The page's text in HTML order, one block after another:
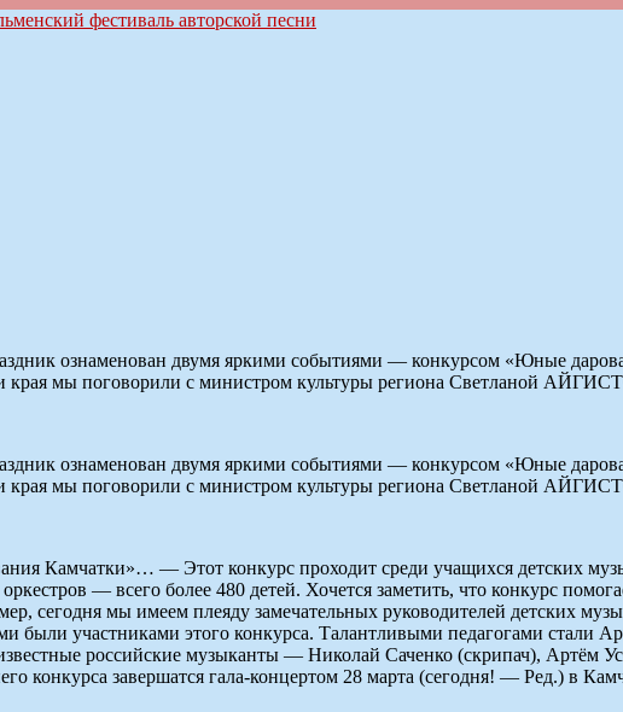
ознаменован двумя яркими событиями — конкурсом «Юные
края мы поговорили с министром культуры региона Светланой
ознаменован двумя яркими событиями — конкурсом «Юные
края мы поговорили с министром культуры региона Светланой
Камчатки»… — Этот конкурс проходит среди учащихся детских
— всего более 480 детей. Хочется заметить, что конкурс
сегодня мы имеем плеяду замечательных руководителей детских
были участниками этого конкурса. Талантливыми педагогами стали
российские музыканты — Николай Саченко (скрипач), Артём
завершатся гала-концертом 28 марта (сегодня! — Ред.) в